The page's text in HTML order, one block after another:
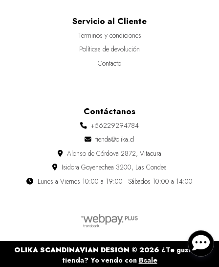
Servicio al Cliente
Terminos y condiciones
Políticas de devolución
Contacto
Contáctanos
+56229294784
tienda@olika.cl
Alonso de Córdova 2872, Vitacura
Isidora Goyenechea 3200, Las Condes
Lunes a Viernes 10:00 a 19:00 - Sábados 10:00 a 14:00
OLIKA SCANDINAVIAN DESIGN © 2026 ¿Te gusta mi
tienda? Yo vendo con Bsale